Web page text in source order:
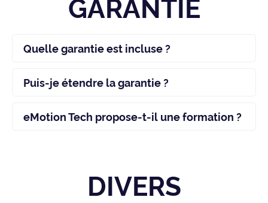
Quelle garantie est incluse ?
Puis-je étendre la garantie ?
eMotion Tech propose-t-il une formation ?
DIVERS